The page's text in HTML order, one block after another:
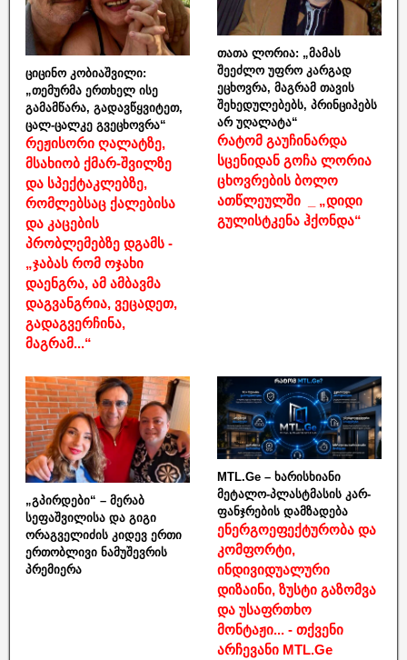
ციცინო კობიაშვილი:
„თემურმა ერთხელ ისე
გამამწარა, გადავწყვიტეთ,
ცალ-ცალკე გვეცხოვრა“
რეჟისორი ღალატზე,
მსახიობ ქმარ-შვილზე
და სპექტაკლებზე,
რომლებსაც ქალებისა
და კაცების
პრობლემებზე დგამს -
„ჯაბას რომ ოჯახი
დაენგრა, ამ ამბავმა
დაგვანგრია, ვეცადეთ,
გადაგვერჩინა,
მაგრამ...“
თათა ლორია: „მამას
შეეძლო უფრო კარგად
ეცხოვრა, მაგრამ თავის
შეხედულებებს, პრინციპებს
არ უღალატა“
რატომ გაუჩინარდა
სცენიდან გოჩა ლორია
ცხოვრების ბოლო
ათწლეულში _ „დიდი
გულისტკენა ჰქონდა“
„გპირდები“ – მერაბ
სეფაშვილისა და გიგი
ორაგველიძის კიდევ ერთი
ერთობლივი ნამუშევრის
პრემიერა
MTL.Ge – ხარისხიანი
მეტალო-პლასტმასის კარ-
ფანჯრების დამზადება
ენერგოეფექტურობა და
კომფორტი,
ინდივიდუალური
დიზაინი, ზუსტი გაზომვა
და უსაფრთხო
მონტაჟი... - თქვენი
არჩევანი MTL.Ge